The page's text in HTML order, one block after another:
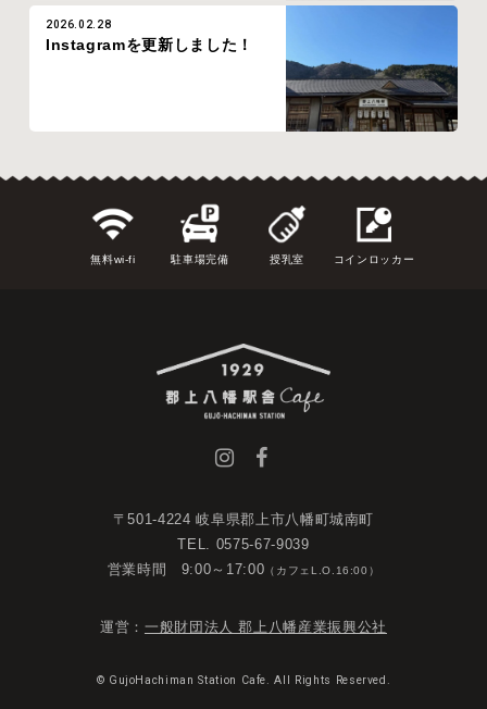
2026.02.28
Instagramを更新しました！
無料wi-fi 駐車場完備 授乳室 コインロッカー
〒501-4224 岐阜県郡上市八幡町城南町
TEL. 0575-67-9039
営業時間 9:00～17:00 （カフェL.O.16:00）
運営： 一般財団法人 郡上八幡産業振興公社
© GujoHachiman Station Cafe. All Rights Reserved.